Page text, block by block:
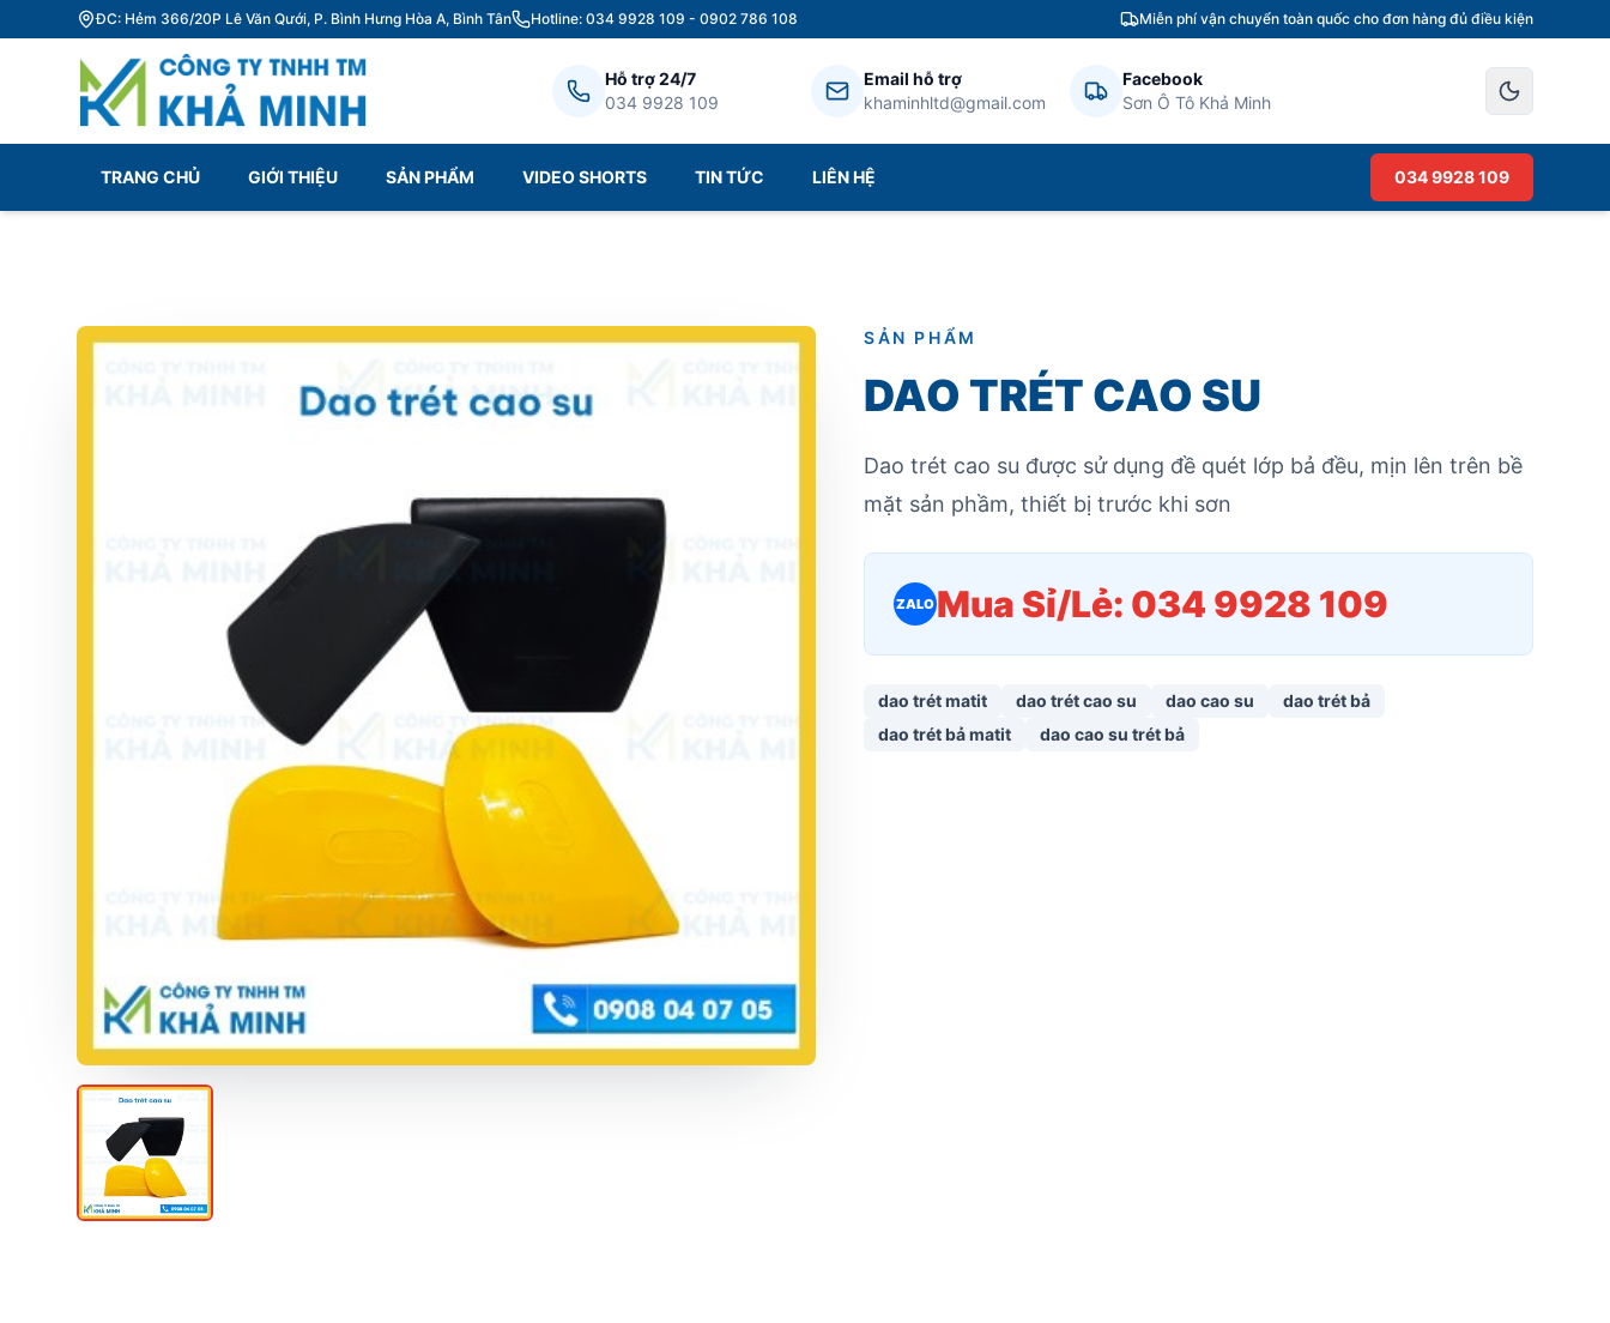
ĐC: Hẻm 366/20P Lê Văn Qưới, P. Bình Hưng Hòa A, Bình Tân Hotline: 034 9928 109 - 0902 786 108 Miễn phí vận chuyển toàn quốc cho đơn hàng đủ điều kiện
Hỗ trợ 24/7
034 9928 109
Email hỗ trợ
khaminhltd@gmail.com
Facebook
Sơn Ô Tô Khả Minh
TRANG CHỦ GIỚI THIỆU SẢN PHẨM VIDEO SHORTS TIN TỨC LIÊN HỆ 034 9928 109
SẢN PHẨM
DAO TRÉT CAO SU
Dao trét cao su được sử dụng đề quét lớp bả đều, mịn lên trên bề
mặt sản phầm, thiết bị trước khi sơn
ZALO Mua Sỉ/Lẻ: 034 9928 109
dao trét matit dao trét cao su dao cao su
dao trét bả
dao trét bả matit
dao cao su trét bả